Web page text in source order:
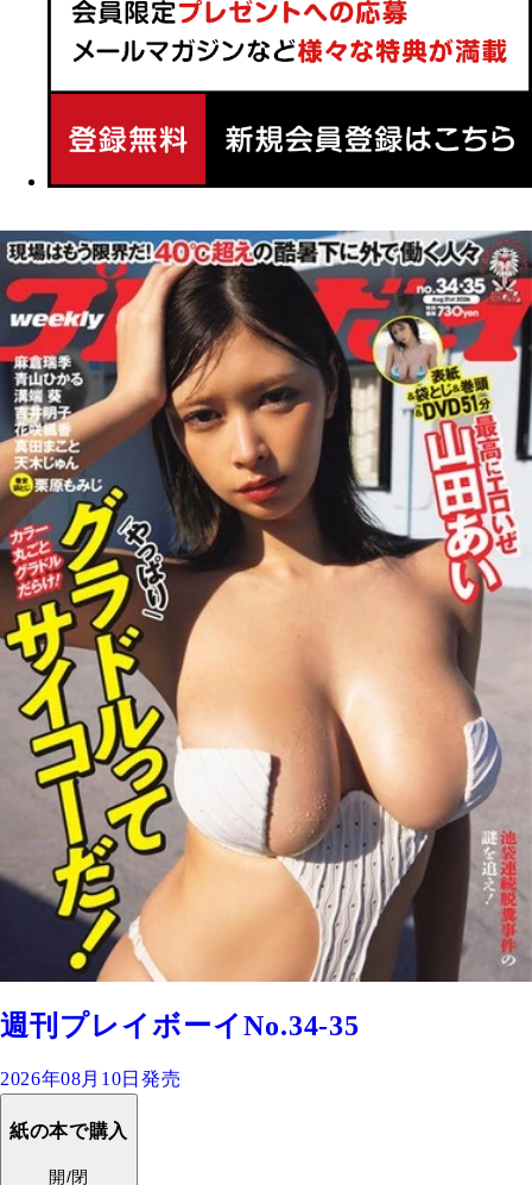
週刊プレイボーイNo.34-35
2026年08月10日発売
紙の本で購入
開/閉